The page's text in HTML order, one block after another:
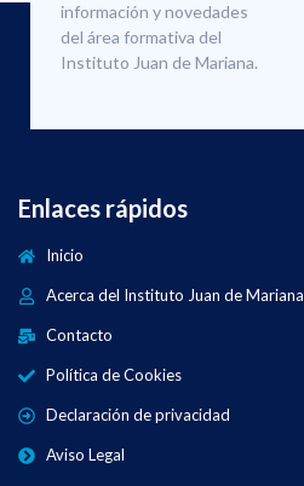
información y novedades
del área formativa del
Instituto Juan de Mariana.
Enlaces rápidos
Inicio
Acerca del Instituto Juan de Mariana
Contacto
Política de Cookies
Declaración de privacidad
Aviso Legal